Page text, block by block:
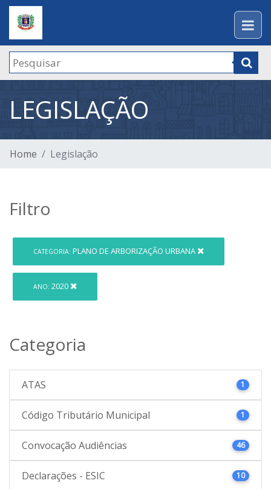
LEGISLAÇÃO
Home Legislação
Filtro
CATEGORIA: PLANO DE ARBORIZAÇÃO URBANA
ANO: 2020
Categoria
ATAS 1
Código Tributário Municipal 1
Convocação Audiências 46
Declarações - ESIC 10